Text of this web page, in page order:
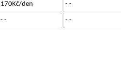
170Kč/den - -
- - - -